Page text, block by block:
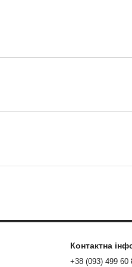
Контактна
+38 (093) 499 60